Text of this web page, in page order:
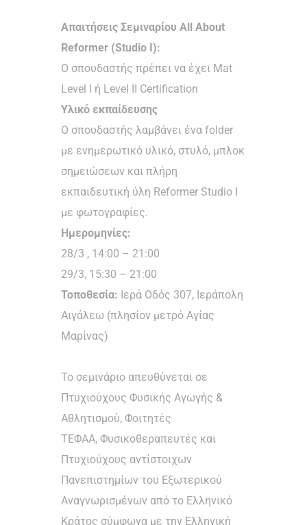
Απαιτήσεις Σεμιναρίου All About
Reformer (Studio I):
Ο σπουδαστής πρέπει να έχει Mat
Level I ή Level II Certification
Υλικό εκπαίδευσης
Ο σπουδαστής λαμβάνει ένα folder
με ενημερωτικό υλικό, στυλό, μπλοκ
σημειώσεων και πλήρη
εκπαιδευτική ύλη Reformer Studio I
με φωτογραφίες.
Ημερομηνίες:
28/3 , 14:00 – 21:00
29/3, 15:30 – 21:00
Τοποθεσία: Ιερά Οδός 307, Ιεράπολη
Αιγάλεω (πλησίον μετρό Αγίας
Μαρίνας)
Το σεμινάριο απευθύνεται σε
Πτυχιούχους Φυσικής Αγωγής &
Αθλητισμού, Φοιτητές
ΤΕΦΑΑ, Φυσικοθεραπευτές και
Πτυχιούχους αντίστοιχων
Πανεπιστημίων του Εξωτερικού
Αναγνωρισμένων από το Ελληνικό
Κράτος σύμφωνα με την Ελληνική